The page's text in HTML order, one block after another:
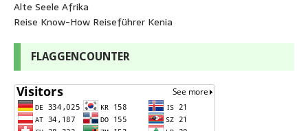
Alte Seele Afrika
Reise Know-How Reiseführer Kenia
FLAGGENCOUNTER